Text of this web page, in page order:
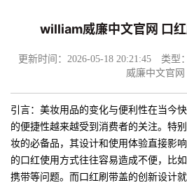
william威廉中文官网 口
更新时间：2026-05-18 20:21:45 类型
威廉中文官网
引言：美妆用品的变化与便利性在当今
的便捷性越来越受到消费者的关注。特
妆的必备品，其设计和使用体验直接影
的口红使用方式往往容易造成不便，比
携带等问题。而口红刷带盖的创新设计